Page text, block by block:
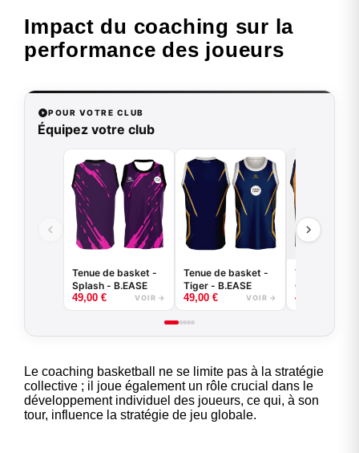
Impact du coaching sur la
performance des joueurs
POUR VOTRE CLUB
Équipez votre club
Tenue de basket -
Splash - B.EASE
49,00 € VOIR →
Tenue de basket -
Tiger - B.EASE
49,00 € VOIR →
Tenue de
Griffe -
49,00
Le coaching basketball ne se limite pas à la stratégie
collective ; il joue également un rôle crucial dans le
développement individuel des joueurs, ce qui, à son
tour, influence la stratégie de jeu globale.